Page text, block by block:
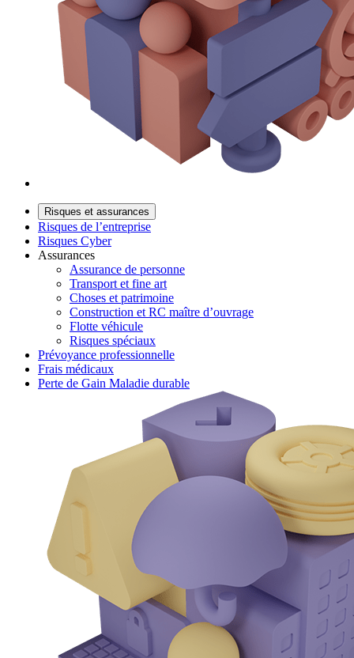
Risques et assurances
Risques de l’entreprise
Risques Cyber
Assurances
Assurance de personne
Transport et fine art
Choses et patrimoine
Construction et RC maître d’ouvrage
Flotte véhicule
Risques spéciaux
Prévoyance professionnelle
Frais médicaux
Perte de Gain Maladie durable